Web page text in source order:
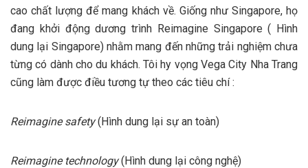
cao chất lượng để mang khách về. Giống như Singapore, họ
đang khởi động dương trình Reimagine Singapore ( Hình
dung lại Singapore) nhằm mang đến những trải nghiệm chưa
từng có dành cho du khách. Tôi hy vọng Vega City Nha Trang
cũng làm được điều tương tự theo các tiêu chí :
Reimagine safety(Hình dung lại sự an toàn)
Reimagine technology(Hình dung lại công nghệ)